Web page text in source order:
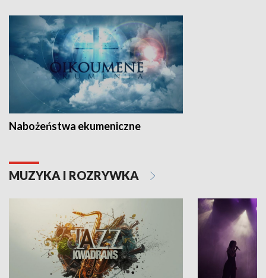
Nabożeństwa ekumeniczne
MUZYKA I ROZRYWKA